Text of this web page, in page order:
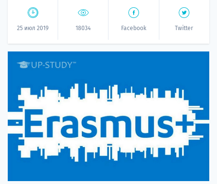
25 июл 2019 18034 Facebook Twitter